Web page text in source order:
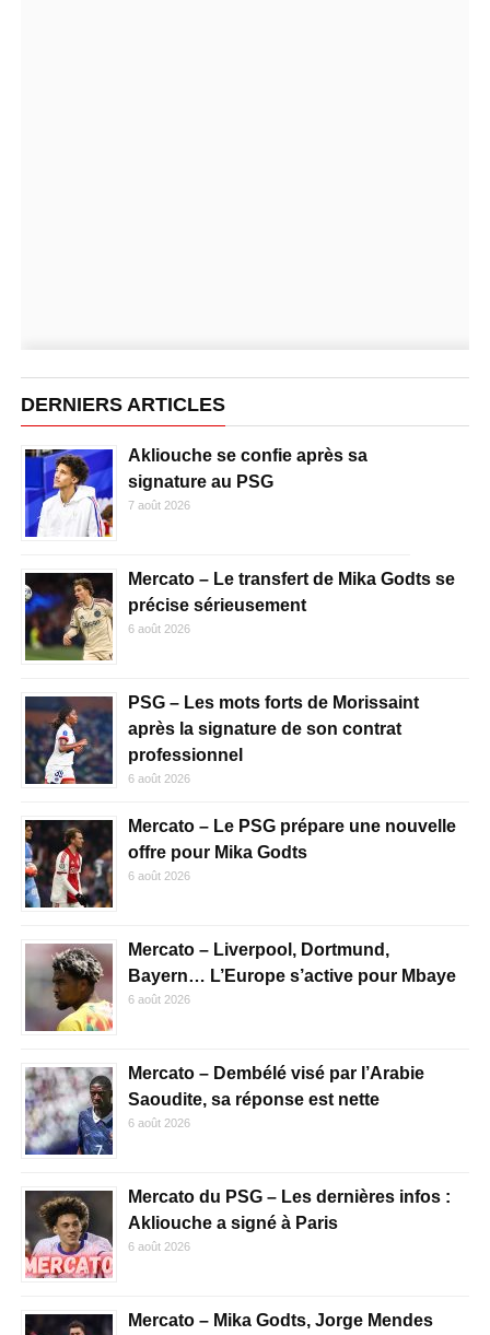
DERNIERS ARTICLES
Akliouche se confie après sa
signature au PSG
7 août 2026
Mercato – Le transfert de Mika Godts se
précise sérieusement
6 août 2026
PSG – Les mots forts de Morissaint
après la signature de son contrat
professionnel
6 août 2026
Mercato – Le PSG prépare une nouvelle
offre pour Mika Godts
6 août 2026
Mercato – Liverpool, Dortmund,
Bayern… L’Europe s’active pour Mbaye
6 août 2026
Mercato – Dembélé visé par l’Arabie
Saoudite, sa réponse est nette
6 août 2026
Mercato du PSG – Les dernières infos :
Akliouche a signé à Paris
6 août 2026
Mercato – Mika Godts, Jorge Mendes